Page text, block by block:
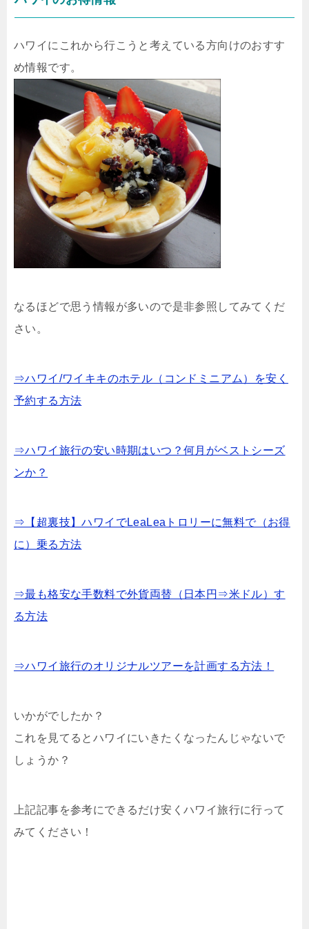
ハワイにこれから行こうと考えている方向けのおすす
め情報です。
なるほどで思う情報が多いので是非参照してみてくだ
さい。
⇒ハワイ/ワイキキのホテル（コンドミニアム）を安く
予約する方法
⇒ハワイ旅行の安い時期はいつ？何月がベストシーズ
ンか？
⇒【超裏技】ハワイでLeaLeaトロリーに無料で（お得
に）乗る方法
⇒最も格安な手数料で外貨両替（日本円⇒米ドル）す
る方法
⇒ハワイ旅行のオリジナルツアーを計画する方法！
いかがでしたか？
これを見てるとハワイにいきたくなったんじゃないで
しょうか？
上記記事を参考にできるだけ安くハワイ旅行に行って
みてください！